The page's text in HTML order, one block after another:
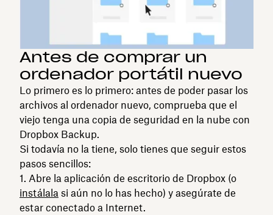
Antes de comprar un
ordenador portátil nuevo
Lo primero es lo primero: antes de poder pasar los
archivos al ordenador nuevo, comprueba que el
viejo tenga una copia de seguridad en la nube con
Dropbox Backup.
Si todavía no la tiene, solo tienes que seguir estos
pasos sencillos:
Abre la aplicación de escritorio de Dropbox (o
instálala si aún no lo has hecho) y asegúrate de
estar conectado a Internet.